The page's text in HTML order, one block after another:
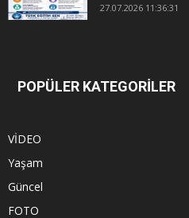
27.07.2026 11:36:31
POPÜLER KATEGORİLER
VİDEO
Yaşam
Güncel
FOTO